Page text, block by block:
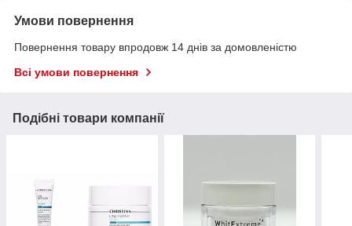
Умови повернення
Повернення товару впродовж 14 днів за домовленістю
Всі умови повернення
Подібні товари компанії